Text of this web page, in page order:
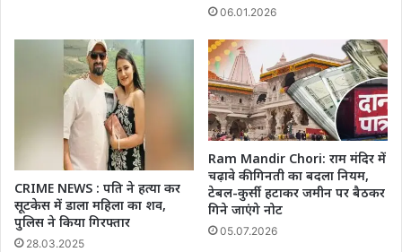
06.01.2026
CRIME NEWS : पति ने हत्या कर
सूटकेस में डाला महिला का शव,
पुलिस ने किया गिरफ्तार
28.03.2025
Ram Mandir Chori: राम मंदिर में
चढ़ावे की गिनती का बदला नियम,
टेबल-कुर्सी हटाकर जमीन पर बैठकर
गिने जाएंगे नोट
05.07.2026